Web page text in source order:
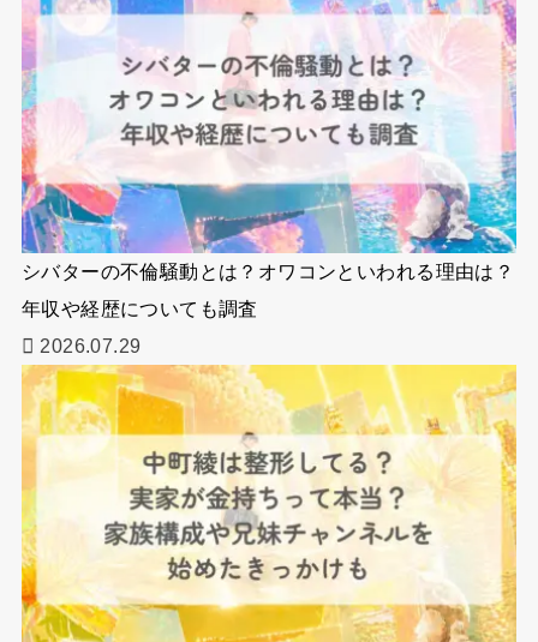
シバターの不倫騒動とは？オワコンといわれる理由は？
年収や経歴についても調査
2026.07.29